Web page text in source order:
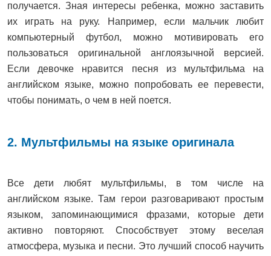
получается. Зная интересы ребенка, можно заставить
их играть на руку. Например, если мальчик любит
компьютерный футбол, можно мотивировать его
пользоваться оригинальной англоязычной версией.
Если девочке нравится песня из мультфильма на
английском языке, можно попробовать ее перевести,
чтобы понимать, о чем в ней поется.
2. Мультфильмы на языке оригинала
Все дети любят мультфильмы, в том числе на
английском языке. Там герои разговаривают простым
языком, запоминающимися фразами, которые дети
активно повторяют. Способствует этому веселая
атмосфера, музыка и песни. Это лучший способ научить